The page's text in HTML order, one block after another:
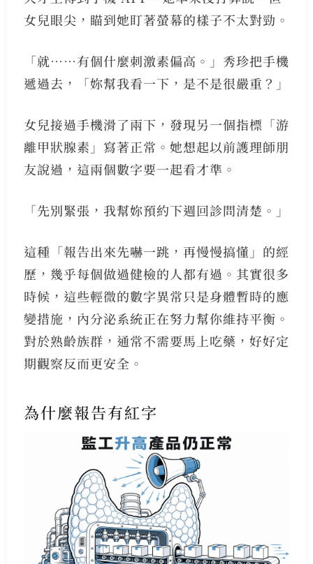
女兒眼尖，瞄到她盯著螢幕的樣子不太對勁。
「就⋯⋯有個什麼刺激素偏高。」秀珍把手機
遞過去，「妳幫我看一下，是不是很嚴重？」
女兒接過手機滑了兩下，發現另一個指標「游
離甲狀腺素」寫著正常。她想起以前護理師朋
友說過，這兩個數字要一起看才準。
「先別緊張，我幫妳預約下週回診問清楚。」
這種「報告出來先嚇一跳，再慢慢搞懂」的經
歷，幾乎每個做過健檢的人都有過。其實很多
時候，這些輕微的數字異常只是身體暫時的應
變措施，內分泌系統正在努力幫你維持平衡。
對於熟齡族群，通常不需要馬上吃藥，好好定
期觀察反而更安全。
為什麼報告有紅字